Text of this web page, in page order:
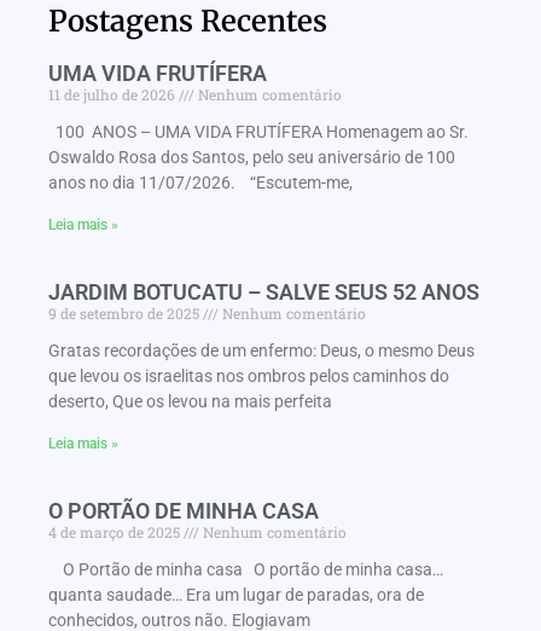
Postagens Recentes
UMA VIDA FRUTÍFERA
11 de julho de 2026
Nenhum comentário
100 ANOS – UMA VIDA FRUTÍFERA Homenagem ao Sr.
Oswaldo Rosa dos Santos, pelo seu aniversário de 100
anos no dia 11/07/2026. “Escutem-me,
Leia mais »
JARDIM BOTUCATU – SALVE SEUS 52 ANOS
9 de setembro de 2025
Nenhum comentário
Gratas recordações de um enfermo: Deus, o mesmo Deus
que levou os israelitas nos ombros pelos caminhos do
deserto, Que os levou na mais perfeita
Leia mais »
O PORTÃO DE MINHA CASA
4 de março de 2025
Nenhum comentário
O Portão de minha casa O portão de minha casa…
quanta saudade… Era um lugar de paradas, ora de
conhecidos, outros não. Elogiavam